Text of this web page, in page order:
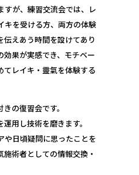
すが、練習交流会では、レ
キを受ける方、両方の体験
伝えあう時間を設けてあり
効果が実感でき、モチベー
てレイキ・靈氣を体験する
の復習会です。
用し技術を磨きます。
や日頃疑問に思ったことを
術者としての情報交換・